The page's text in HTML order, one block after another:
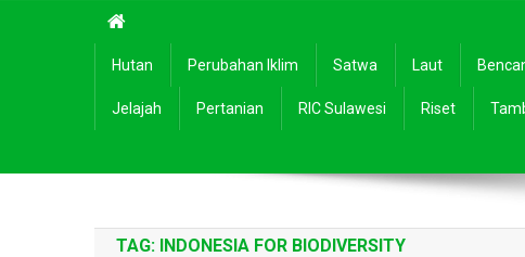
Hutan Perubahan Iklim Satwa Laut
Jelajah Pertanian RIC Sulawesi Riset
TAG: INDONESIA FOR BIODIVERSITY